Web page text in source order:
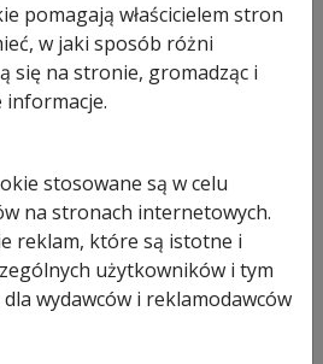
Wewnętrznych
zł.
ceną najniższą w ostatnich 30
Dodaj do koszyka
pomagają właścicielem stron
w jaki sposób różni
się na stronie, gromadząc i
informacje.
stosowane są w celu
na stronach internetowych.
reklam, które są istotne i
użytkowników i tym
wydawców i reklamodawców